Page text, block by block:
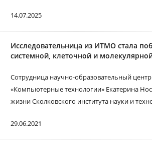
14.07.2025
Исследовательница из ИТМО стала
системной, клеточной и
Сотрудница научно-образовательный
«Компьютерные технологии» Екатерина
жизни Сколковского института науки и
29.06.2021